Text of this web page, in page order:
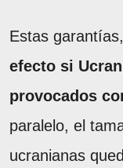
Estas
efecto si
provocados
paralelo, el
ucranianas